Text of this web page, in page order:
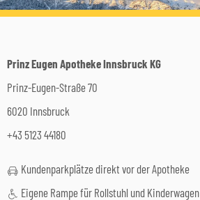
Prinz Eugen Apotheke Innsbruck KG
Prinz-Eugen-Straße 70
6020 Innsbruck
+43 5123 44180
Kundenparkplätze direkt vor der Apotheke
Eigene Rampe für Rollstuhl und Kinderwagen